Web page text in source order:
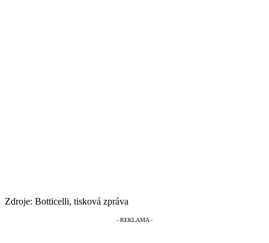
Zdroje: Botticelli, tisková zpráva